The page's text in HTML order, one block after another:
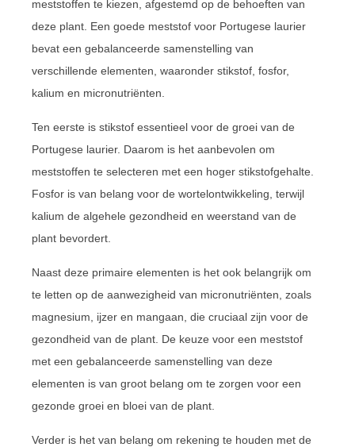
meststoffen te kiezen, afgestemd op de behoeften van
deze plant. Een goede meststof voor Portugese laurier
bevat een gebalanceerde samenstelling van
verschillende elementen, waaronder stikstof, fosfor,
kalium en micronutriënten.
Ten eerste is stikstof essentieel voor de groei van de
Portugese laurier. Daarom is het aanbevolen om
meststoffen te selecteren met een hoger stikstofgehalte.
Fosfor is van belang voor de wortelontwikkeling, terwijl
kalium de algehele gezondheid en weerstand van de
plant bevordert.
Naast deze primaire elementen is het ook belangrijk om
te letten op de aanwezigheid van micronutriënten, zoals
magnesium, ijzer en mangaan, die cruciaal zijn voor de
gezondheid van de plant. De keuze voor een meststof
met een gebalanceerde samenstelling van deze
elementen is van groot belang om te zorgen voor een
gezonde groei en bloei van de plant.
Verder is het van belang om rekening te houden met de